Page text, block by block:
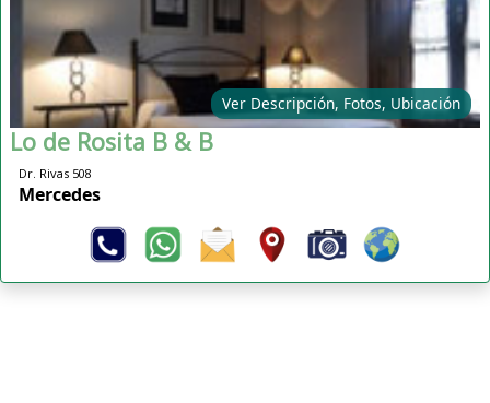
Ver Descripción, Fotos, Ubicación
Lo de Rosita B & B
Dr. Rivas 508
Mercedes